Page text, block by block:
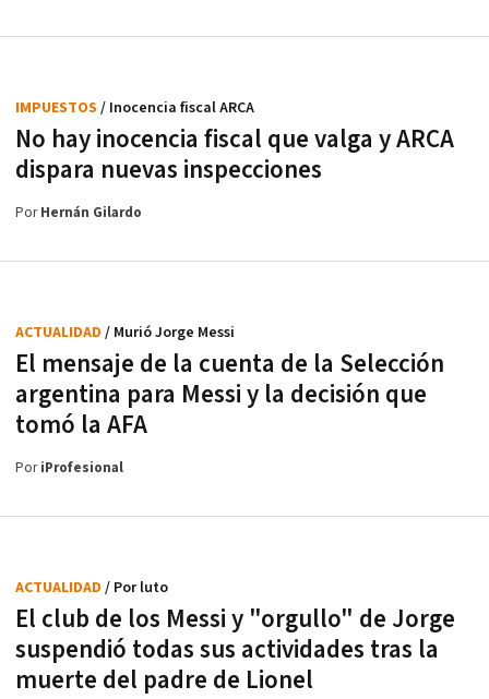
No hay inocencia fiscal que valga y ARCA
dispara nuevas inspecciones
IMPUESTOS / Inocencia fiscal ARCA
PorHernán Gilardo
El mensaje de la cuenta de la Selección
argentina para Messi y la decisión que
tomó la AFA
ACTUALIDAD / Murió Jorge Messi
PoriProfesional
El club de los Messi y "orgullo" de Jorge
suspendió todas sus actividades tras la
muerte del padre de Lionel
ACTUALIDAD / Por luto